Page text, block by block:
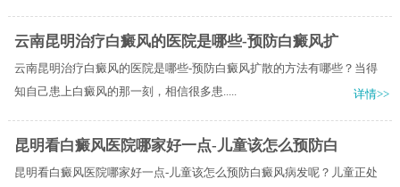
云南昆明治疗白癜风的医院是哪些-预防白癜风扩
云南昆明治疗白癜风的医院是哪些-预防白癜风扩散的方法有哪些？当得
知自己患上白癜风的那一刻，相信很多患.....
详情>>
昆明看白癜风医院哪家好一点-儿童该怎么预防白
昆明看白癜风医院哪家好一点-儿童该怎么预防白癜风病发呢？儿童正处